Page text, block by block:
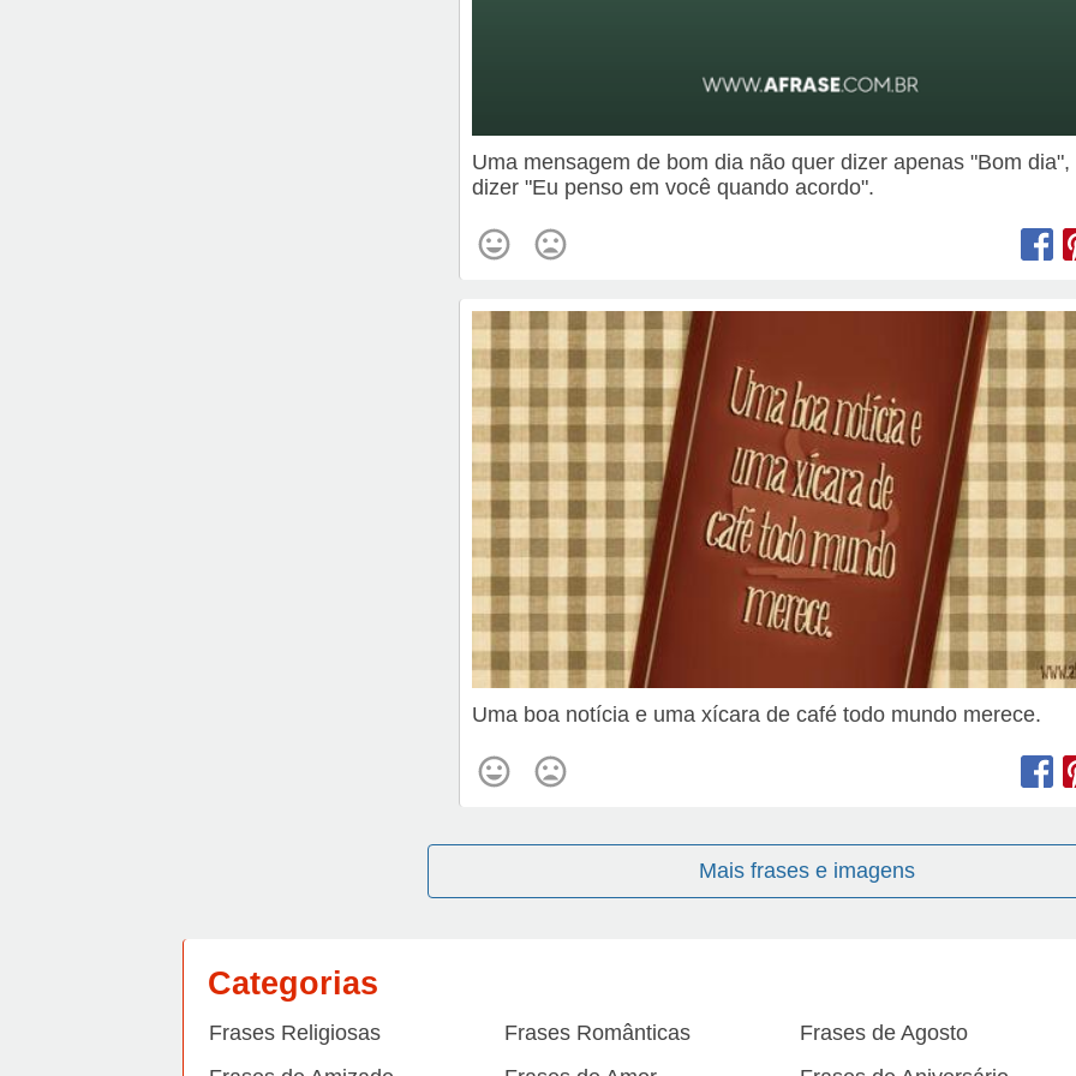
Uma mensagem de bom dia não quer dizer apenas "Bom dia",
dizer "Eu penso em você quando acordo".
Uma boa notícia e uma xícara de café todo mundo merece.
Mais frases e imagens
Categorias
Frases Religiosas Frases Românticas
Frases de Agosto